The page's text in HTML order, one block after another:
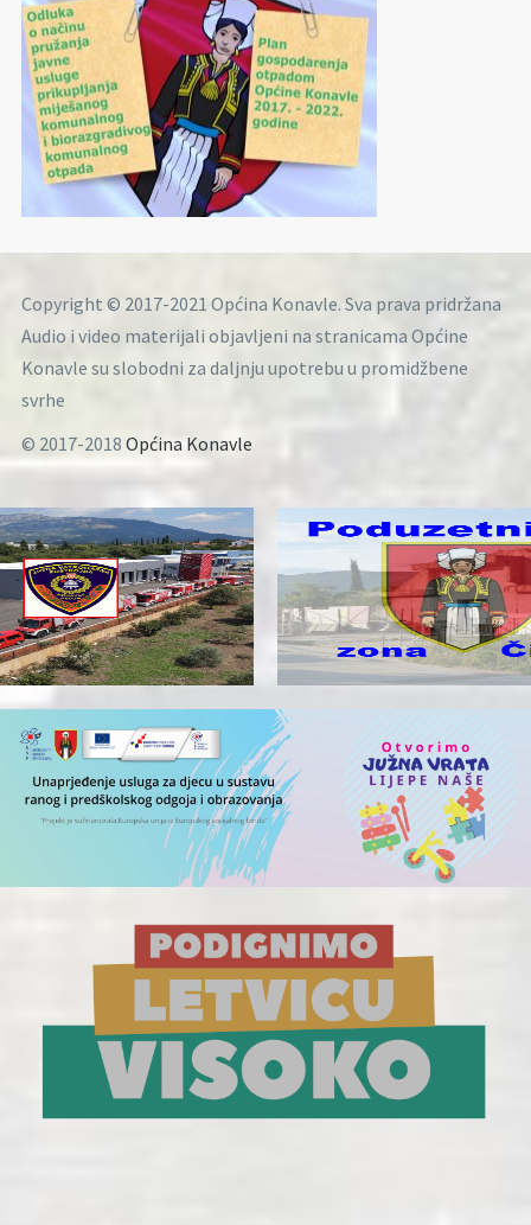
Copyright © 2017-2021 Općina Konavle. Sva prava pridržana
Audio i video materijali objavljeni na stranicama Općine
Konavle su slobodni za daljnju upotrebu u promidžbene
svrhe
© 2017-2018 Općina Konavle